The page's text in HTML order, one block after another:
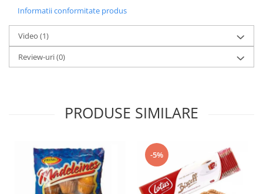
Informatii conformitate produs
Video (1)
Review-uri(0)
PRODUSE SIMILARE
-5%